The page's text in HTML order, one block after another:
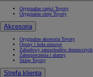
Oryginalne części Toyoty
Oryginalne oleje Toyoty
Akcesoria
Oryginalne akcesoria Toyoty
Opony i koła zimowe
Zabudowy samochodów dostawczych
Zabezpieczenia i alarmy
Sklep Toyoty
Strefa klienta